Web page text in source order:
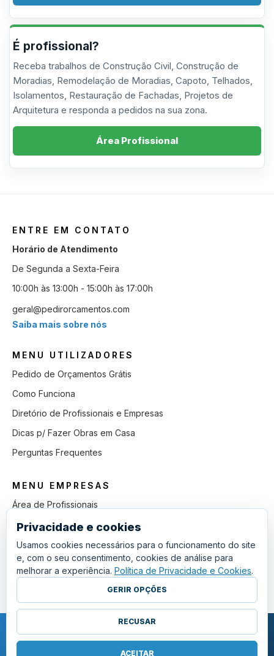
É profissional?
Receba trabalhos de Construção Civil, Construção de
Moradias, Remodelação de Moradias, Capoto, Telhados,
Isolamentos, Restauração de Fachadas, Projetos de
Arquitetura e responda a pedidos na sua zona.
Área Profissional
ENTRE EM CONTATO
Horário de Atendimento
De Segunda a Sexta-Feira
10:00h às 13:00h - 15:00h às 17:00h
geral@pedirorcamentos.com
Saiba mais sobre nós
MENU UTILIZADORES
Pedido de Orçamentos Grátis
Como Funciona
Diretório de Profissionais e Empresas
Dicas p/ Fazer Obras em Casa
Perguntas Frequentes
MENU EMPRESAS
Área de Profissionais
Como Funciona
Lista de Pedidos em Aberto
Como Ganhar mais Obras
Perguntas Frequentes
COPYRIGHT © 2011 - 2026 SGSI. TODOS OS DIREITOS RESERVADOS.
POLÍTICA DE PRIVACIDADE E COOKIES
Privacidade e cookies
Usamos cookies necessários para o funcionamento do site
e, com o seu consentimento, cookies de análise para
melhorar a experiência. Política de Privacidade e Cookies.
GERIR OPÇÕES
RECUSAR
ACEITAR